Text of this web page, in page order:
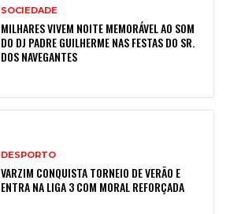
SOCIEDADE
MILHARES VIVEM NOITE MEMORÁVEL AO SOM
DO DJ PADRE GUILHERME NAS FESTAS DO SR.
DOS NAVEGANTES
DESPORTO
VARZIM CONQUISTA TORNEIO DE VERÃO E
ENTRA NA LIGA 3 COM MORAL REFORÇADA